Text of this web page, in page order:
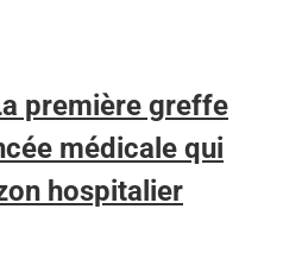
première greffe
médicale qui
hospitalier